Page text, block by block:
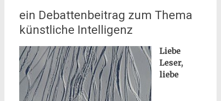
ein Debattenbeitrag zum Thema
künstliche Intelligenz
Liebe
Leser,
liebe